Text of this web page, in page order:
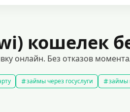
кошелек
онлайн. Без отказов
займы через госуслуги займы